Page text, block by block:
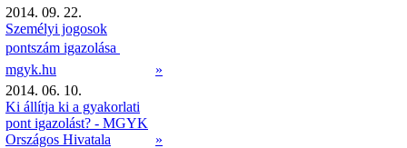
2014. 09. 22.
Személyi jogosok
pontszám igazolása 
mgyk.hu
»
2014. 06. 10.
Ki állítja ki a gyakorlati
pont igazolást? - MGYK
Országos Hivatala
»